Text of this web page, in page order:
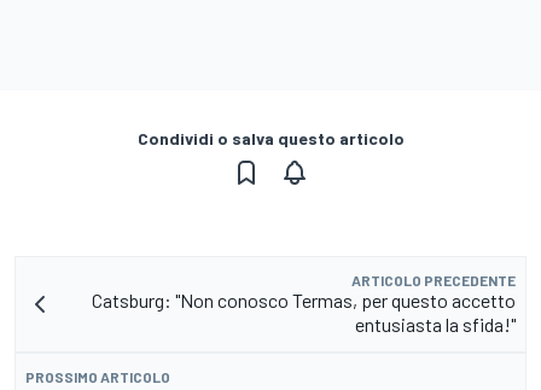
Condividi o salva questo articolo
ARTICOLO PRECEDENTE
Catsburg: "Non conosco Termas, per questo accetto
entusiasta la sfida!"
PROSSIMO ARTICOLO